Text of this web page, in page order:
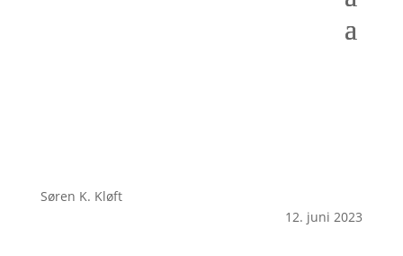
Søren K. Kløft
12. juni 2023